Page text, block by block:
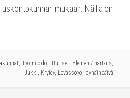
mukaan. Näillä on
, Työmuodot, Uutiset, Yleinen / hartaus,
Jukki, Krylov, Levassovo, pyhäinpäivä